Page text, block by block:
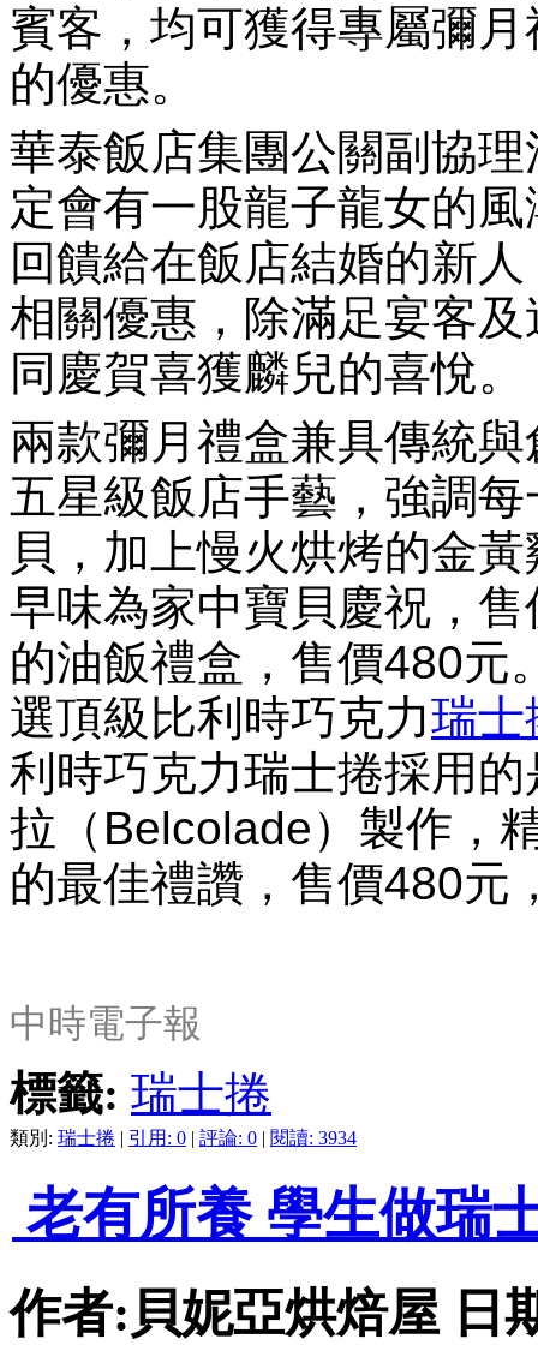
賓客，均可獲得專屬彌
的優惠。
華泰飯店集團公關副協
定會有一股龍子龍女的
回饋給在飯店結婚的新
相關優惠，除滿足宴客
同慶賀喜獲麟兒的喜悅。
兩款彌月禮盒兼具傳統
五星級飯店手藝，強調
貝，加上慢火烘烤的金
早味為家中寶貝慶祝，
的油飯禮盒，售價480元
選頂級比利時巧克力瑞士
利時巧克力瑞士捲採用
拉（Belcolade）製作，
的最佳禮讚，售價480元
中時電子報
標籤: 瑞士捲
類別: 瑞士捲 | 引用: 0 | 評論: 0 | 閱讀: 3934
老有所養 學生做瑞
作者:貝妮亞烘焙屋 日